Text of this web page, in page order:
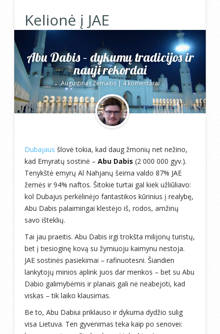
Kelionė į JAE
Abu Dabis – dykumų tradicijos ir
nauji rekordai
Augustinas Žemaitis| 4 komentarai
Dubajaus šlovė tokia, kad daug žmonių net nežino,
kad Emyratų sostinė – Abu Dabis (2 000 000 gyv.).
Tenykštė emyrų Al Nahjanų šeima valdo 87% JAE
žemės ir 94% naftos. Šitokie turtai gal kiek užliūliavo:
kol Dubajus perkėlinėjo fantastikos kūrinius į realybę,
Abu Dabis palaimingai klestėjo iš, rodos, amžinų
savo išteklių.
Tai jau praeitis. Abu Dabis irgi trokšta milijonų turistų,
bet į tiesioginę kovą su žymiuoju kaimynu nestoja.
JAE sostinės pasiekimai – rafinuotesni. Šiandien
lankytojų minios aplink juos dar menkos – bet su Abu
Dabio galimybėmis ir planais gali nė neabejoti, kad
viskas – tik laiko klausimas.
Be to, Abu Dabiui priklauso ir dykuma dydžio sulig
visa Lietuva. Ten gyvenimas teka kaip po senovei: